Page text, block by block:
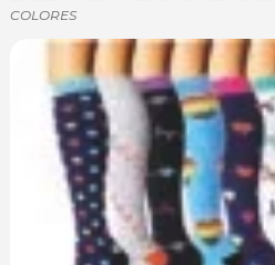
COLORES